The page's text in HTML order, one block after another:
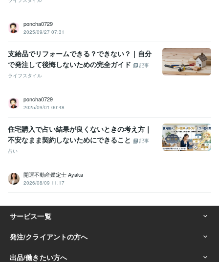
poncha0729
2025/09/27 07:31
支給品でリフォームできる？できない？｜自分
で発注して後悔しないための完全ガイド
記事
ライフスタイル
poncha0729
2025/09/01 00:48
住宅購入で占い結果が良くないときの考え方｜
不安なまま契約しないためにできること
記事
占い
開運不動産鑑定士 Ayaka
2026/08/09 11:17